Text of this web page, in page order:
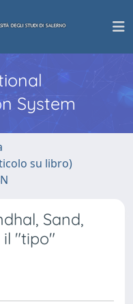
System
su libro)
Sand,
il "tipo"